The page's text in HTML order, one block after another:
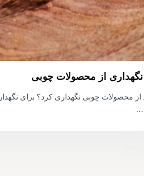
از محصولات چوبی
از محصولات چوبی نگهداری کرد؟ برای